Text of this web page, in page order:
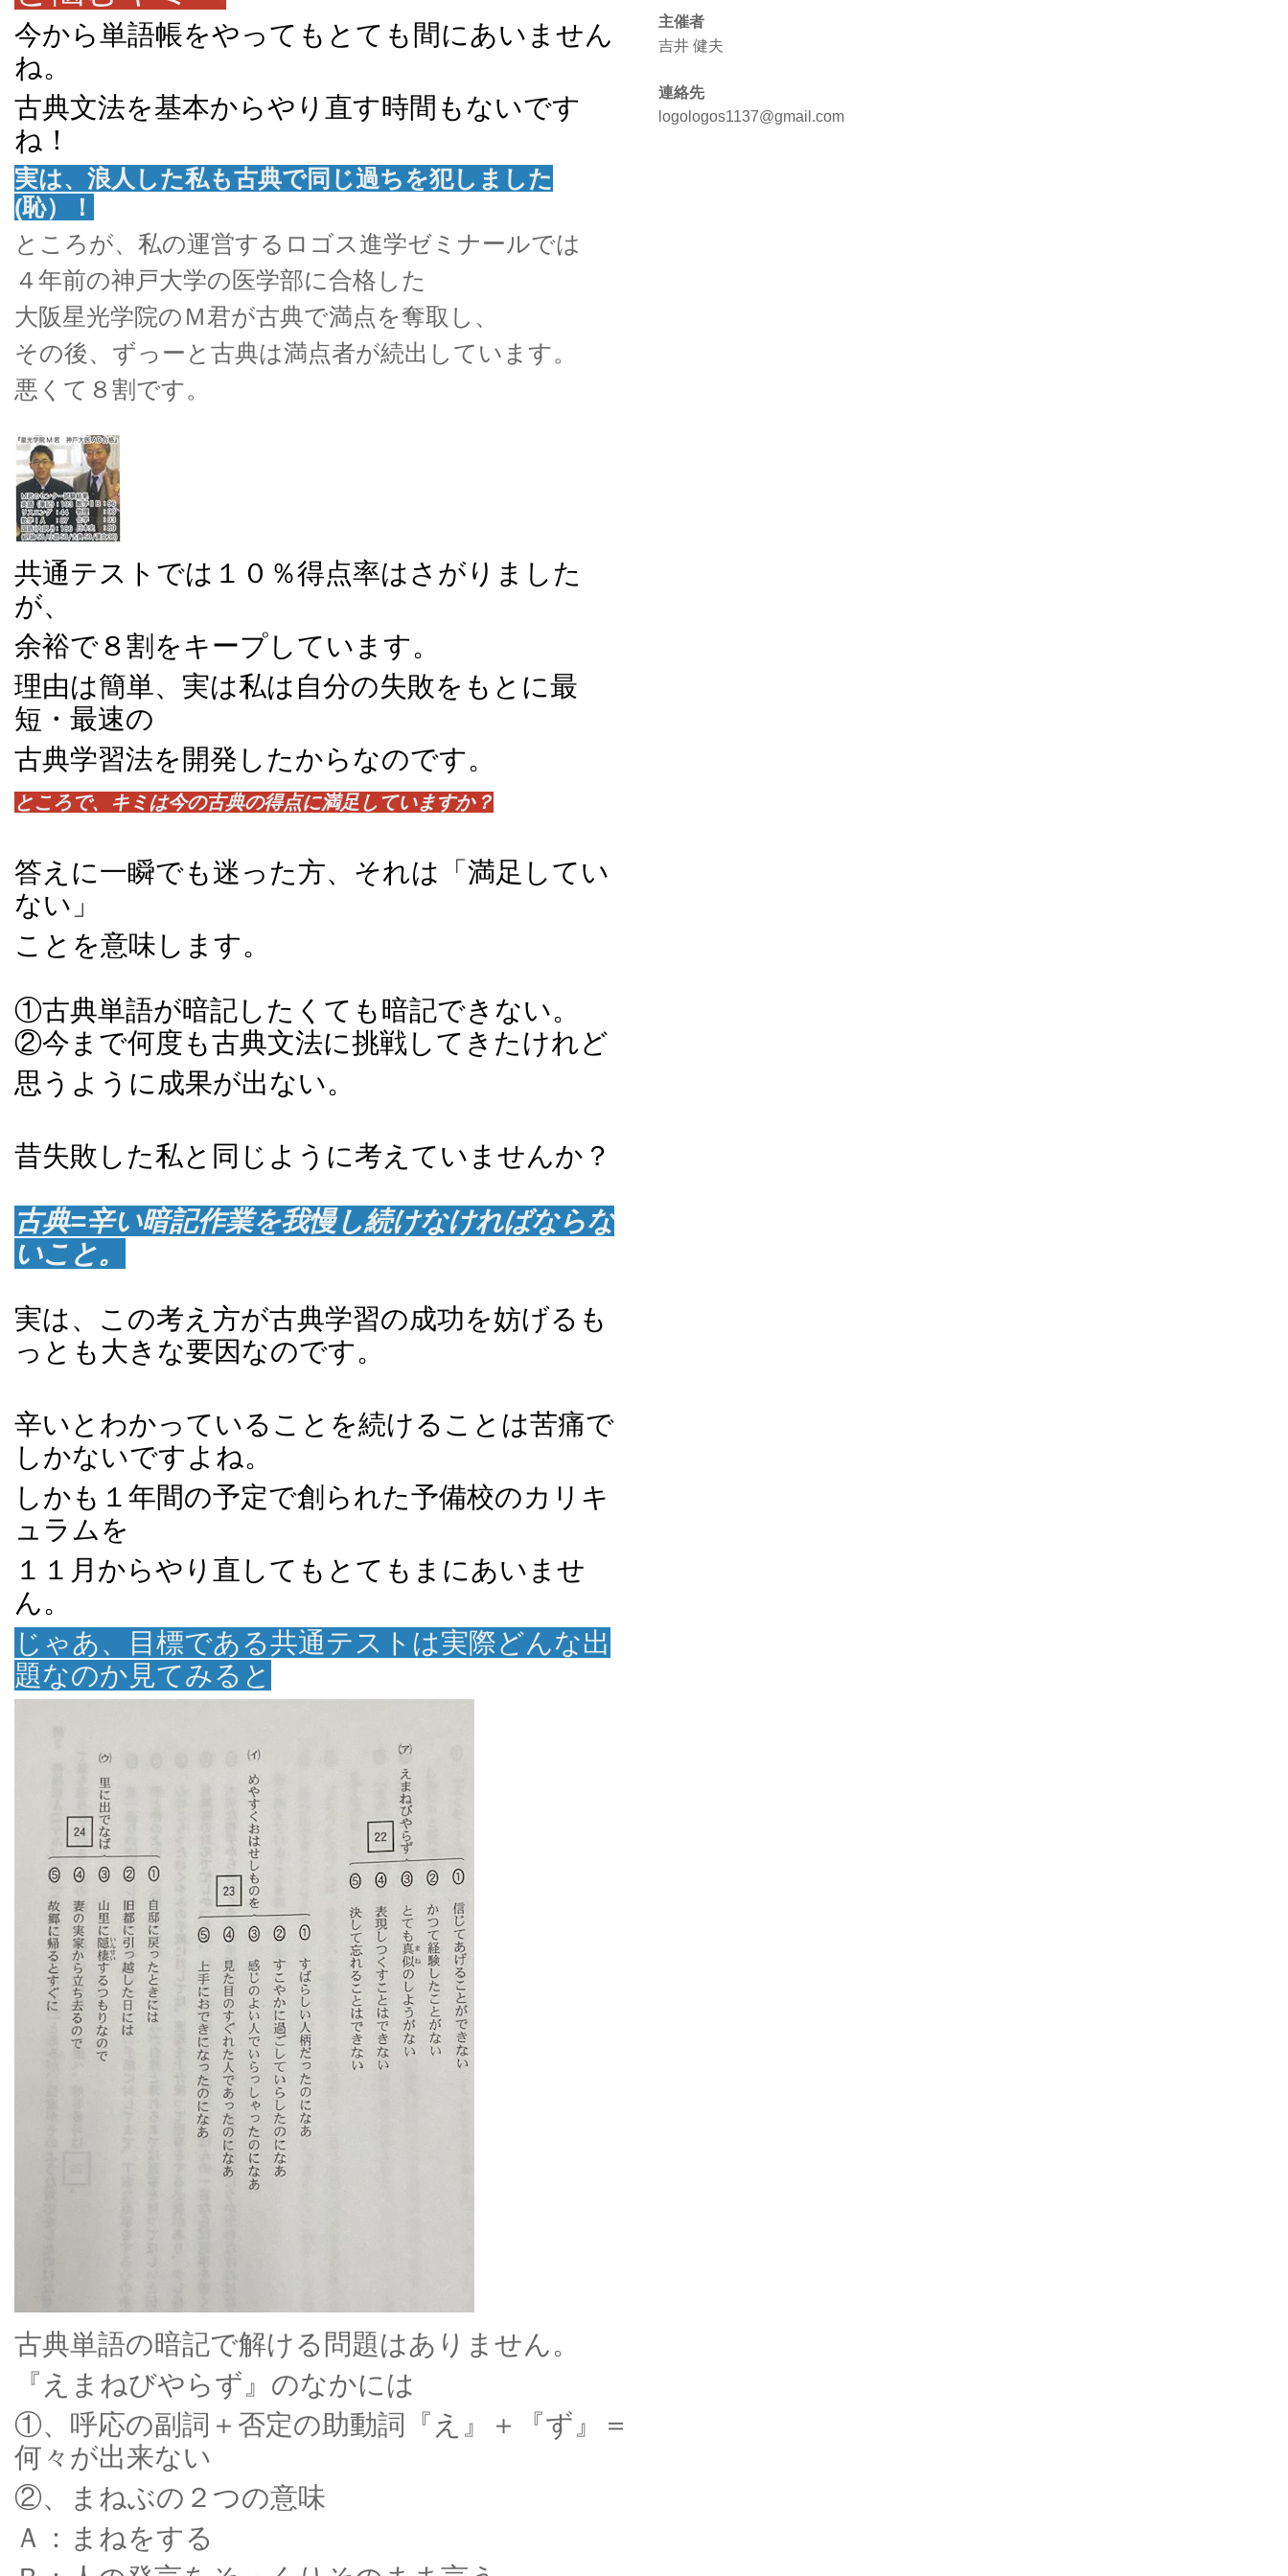
今から単語帳をやってもとても間にあいません
ね。
古典文法を基本からやり直す時間もないです
ね！
実は、浪人した私も古典で同じ過ちを犯しました
(恥）！
ところが、私の運営するロゴス進学ゼミナールでは
４年前の神戸大学の医学部に合格した
大阪星光学院のＭ君が古典で満点を奪取し、
その後、ずっーと古典は満点者が続出しています。
悪くて８割です。
共通テストでは１０％得点率はさがりました
が、
余裕で８割をキープしています。
理由は簡単、実は私は自分の失敗をもとに最
短・最速の
古典学習法を開発したからなのです。
ところで、キミは今の古典の得点に満足していますか？
答えに一瞬でも迷った方、それは「満足してい
ない」
ことを意味します。
①古典単語が暗記したくても暗記できない。
②今まで何度も古典文法に挑戦してきたけれど
思うように成果が出ない。
昔失敗した私と同じように考えていませんか？
古典=辛い暗記作業を我慢し続けなければならな
いこと。
実は、この考え方が古典学習の成功を妨げるも
っとも大きな要因なのです。
辛いとわかっていることを続けることは苦痛で
しかないですよね。
しかも１年間の予定で創られた予備校のカリキ
ュラムを
１１月からやり直してもとてもまにあいませ
ん。
じゃあ、目標である共通テストは実際どんな出
題なのか見てみると
古典単語の暗記で解ける問題はありません。
『えまねびやらず』のなかには
①、呼応の副詞＋否定の助動詞『え』＋『ず』＝
何々が出来ない
②、まねぶの２つの意味
Ａ：まねをする
主催者
吉井 健夫
連絡先
logologos1137@gmail.com